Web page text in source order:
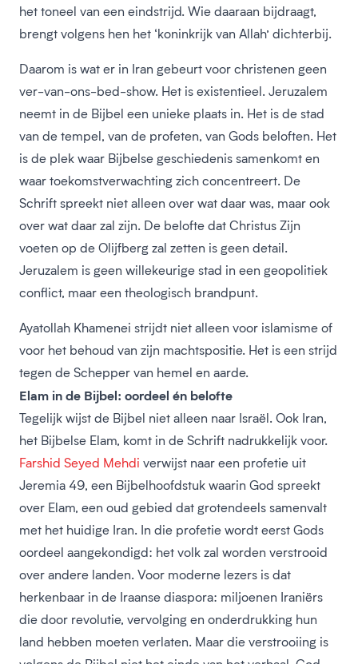
het toneel van een eindstrijd. Wie daaraan bijdraagt,
brengt volgens hen het ‘koninkrijk van Allah’ dichterbij.
Daarom is wat er in Iran gebeurt voor christenen geen
ver-van-ons-bed-show. Het is existentieel. Jeruzalem
neemt in de Bijbel een unieke plaats in. Het is de stad
van de tempel, van de profeten, van Gods beloften. Het
is de plek waar Bijbelse geschiedenis samenkomt en
waar toekomstverwachting zich concentreert. De
Schrift spreekt niet alleen over wat daar was, maar ook
over wat daar zal zijn. De belofte dat Christus Zijn
voeten op de Olijfberg zal zetten is geen detail.
Jeruzalem is geen willekeurige stad in een geopolitiek
conflict, maar een theologisch brandpunt.
Ayatollah Khamenei strijdt niet alleen voor islamisme of
voor het behoud van zijn machtspositie. Het is een strijd
tegen de Schepper van hemel en aarde.
Elam in de Bijbel: oordeel én belofte
Tegelijk wijst de Bijbel niet alleen naar Israël. Ook Iran,
het Bijbelse Elam, komt in de Schrift nadrukkelijk voor.
Farshid Seyed Mehdi verwijst naar een profetie uit
Jeremia 49, een Bijbelhoofdstuk waarin God spreekt
over Elam, een oud gebied dat grotendeels samenvalt
met het huidige Iran. In die profetie wordt eerst Gods
oordeel aangekondigd: het volk zal worden verstrooid
over andere landen. Voor moderne lezers is dat
herkenbaar in de Iraanse diaspora: miljoenen Iraniërs
die door revolutie, vervolging en onderdrukking hun
land hebben moeten verlaten. Maar die verstrooiing is